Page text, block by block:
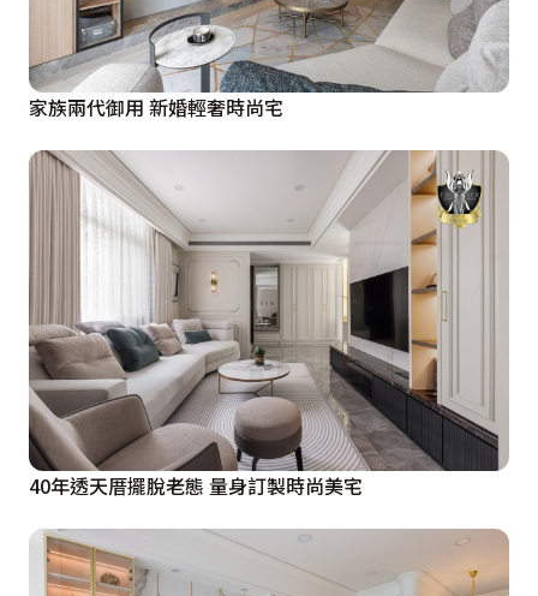
家族兩代御用 新婚輕奢時尚宅
40年透天厝擺脫老態 量身訂製時尚美宅